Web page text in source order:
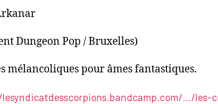
Dungeon Pop / Bruxelles)
mélancoliques pour âmes fantastiques.
.../les-